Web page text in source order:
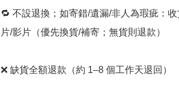
🔁 不設退換；如寄錯/遺漏/非人為瑕疵：
片/影片（優先換貨/補寄；無貨則退款）
❌ 缺貨全額退款（約 1–8 個工作天退回）